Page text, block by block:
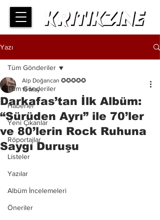
Yazı
Tüm Gönderiler
Haberler
Yeni Çıkanlar
Röportajlar
Listeler
Yazılar
Albüm İncelemeleri
Öneriler
Tüm Gönderiler
Darkafas’tan İlk Albüm:
“Sürüden Ayrı” ile 70’ler
ve 80’lerin Rock Ruhuna
Saygı Duruşu
Alp Doğancan ✪✪✪✪✪
15 May